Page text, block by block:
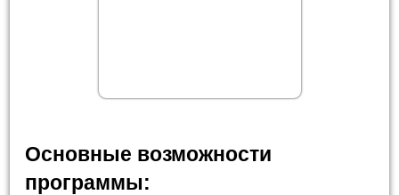
Основные возможности
программы: